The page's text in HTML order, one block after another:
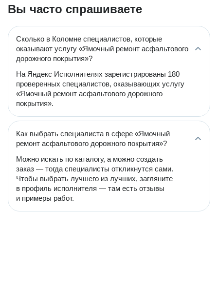
Вы часто спрашиваете
Сколько в Коломне специалистов, которые
оказывают услугу «Ямочный ремонт асфальтового
дорожного покрытия»?
На Яндекс Исполнителях зарегистрированы 180
проверенных специалистов, оказывающих услугу
«Ямочный ремонт асфальтового дорожного
покрытия».
Как выбрать специалиста в сфере «Ямочный
ремонт асфальтового дорожного покрытия»?
Можно искать по каталогу, а можно создать
заказ — тогда специалисты откликнутся сами.
Чтобы выбрать лучшего из лучших, загляните
в профиль исполнителя — там есть отзывы
и примеры работ.